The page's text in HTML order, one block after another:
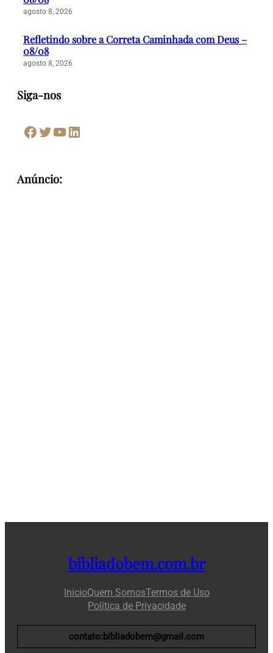
agosto 8, 2026
Refletindo sobre a Correta Caminhada com Deus –
08/08
agosto 8, 2026
Siga-nos
Facebook Twitter Youtube LinkedIn
Anúncio:
bibliadobem.com.br
InícioQuem SomosTermos de Uso
Política de Privacidade
contato:bibliadobem@gmail.com